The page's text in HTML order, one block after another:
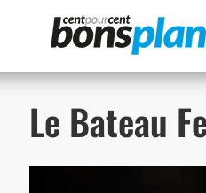
Le Bateau